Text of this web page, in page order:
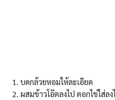
บดกล้วยหอมให้ละเอียด
ผสมข้าวโอ๊ตลงไป ตอกไข่ใส่ล